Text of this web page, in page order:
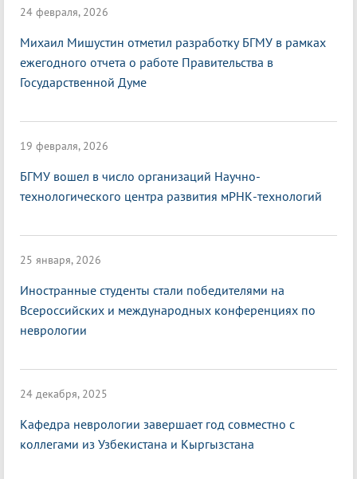
24 февраля, 2026
Михаил Мишустин отметил разработку БГМУ в рамках
ежегодного отчета о работе Правительства в
Государственной Думе
19 февраля, 2026
БГМУ вошел в число организаций Научно-
технологического центра развития мРНК-технологий
25 января, 2026
Иностранные студенты стали победителями на
Всероссийских и международных конференциях по
неврологии
24 декабря, 2025
Кафедра неврологии завершает год совместно с
коллегами из Узбекистана и Кыргызстана